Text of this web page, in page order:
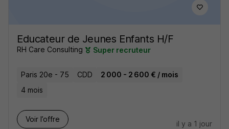
Educateur de Jeunes Enfants H/F
RH Care Consulting Super recruteur
Paris 20e - 75 CDD
2 000 - 2 600 € / mois
4 mois
Voir l’offre
il y a 1 jour